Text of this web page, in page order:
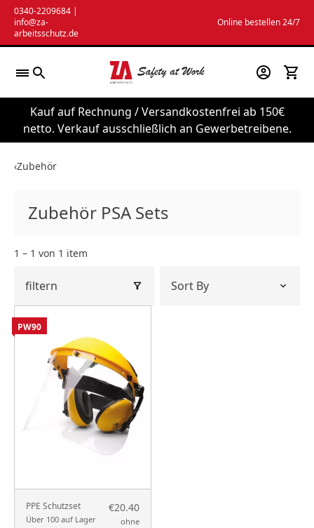
Zum
Inhalt
springen
0340-2209684 |
info@za-
arbeitsschutz.de
Online bestellen 24/7
Kauf auf Rechnung / Versandkostenfrei ab 150€
netto. Verkauf ausschließlich an Gewerbetreibene.
‹Zubehör
Zubehör PSA Sets
1 – 1 von 1 item
filtern
PPE Schutzset
Über 100 auf Lager
€20.40
ohne
PW90